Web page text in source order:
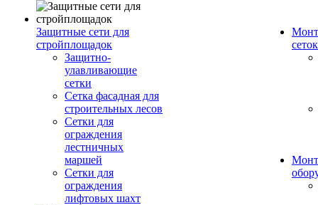
Защитные сети для
стройплощадок
Защитно-
улавливающие
сетки
Сетка фасадная для
строительных лесов
Сетки для
ограждения
лестничных
маршей
Сетки для
ограждения
лифтовых шахт
сеток